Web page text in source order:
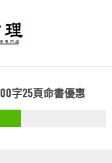
字25頁命書優惠